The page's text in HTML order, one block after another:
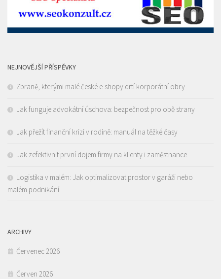
NEJNOVĚJŠÍ PŘÍSPĚVKY
Zbraně, kterými malé české e-shopy drtí korporátní obry
Jak funguje advokátní úschova: bezpečnost pro obě strany
Jak přežít finanční krizi v rodině: manuál na těžké časy
Jak zefektivnit první dojem firmy na klienty i zaměstnance
Logistika v malém: Jak optimalizovat prostor v garáži nebo
malém podnikání
ARCHIVY
Červenec 2026
Červen 2026